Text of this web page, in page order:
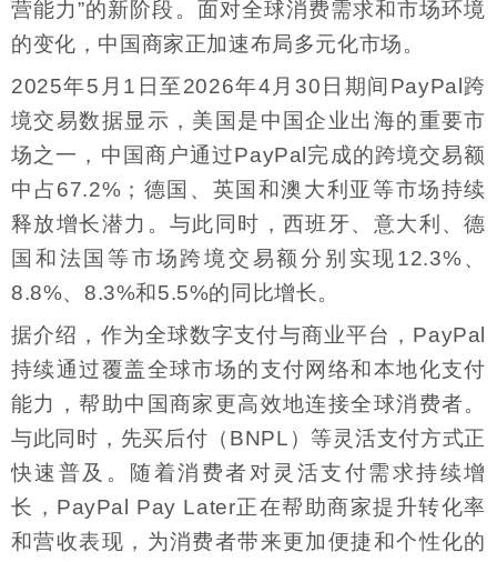
营能力”的新阶段。面对全球消费需求和市场环境
的变化，中国商家正加速布局多元化市场。
2025年5月1日至2026年4月30日期间PayPal跨
境交易数据显示，美国是中国企业出海的重要市
场之一，中国商户通过PayPal完成的跨境交易额
中占67.2%；德国、英国和澳大利亚等市场持续
释放增长潜力。与此同时，西班牙、意大利、德
国和法国等市场跨境交易额分别实现12.3%、
8.8%、8.3%和5.5%的同比增长。
据介绍，作为全球数字支付与商业平台，PayPal
持续通过覆盖全球市场的支付网络和本地化支付
能力，帮助中国商家更高效地连接全球消费者。
与此同时，先买后付（BNPL）等灵活支付方式正
快速普及。随着消费者对灵活支付需求持续增
长，PayPal Pay Later正在帮助商家提升转化率
和营收表现，为消费者带来更加便捷和个性化的